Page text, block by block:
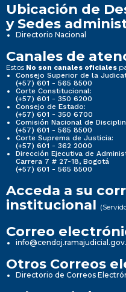
Ubicación de
y Sedes
Directorio Nacional
Canales de
Estos No son canales oficiales
Consejo Superior de la
(+57) 601 - 565 8500
Corte Constitucional:
(+57) 601 - 350 6200
Consejo de Estado:
(+57) 601 - 350 6700
Comisión Nacional de
(+57) 601 - 565 8500
Corte Suprema de Justicia:
(+57) 601 - 362 2000
Dirección Ejecutiva de
Carrera 7 # 27-18, Bogotá
(+57) 601 - 565 8500
Acceda a su
institucional
Correo
Otros Correos
Directorio de Correos